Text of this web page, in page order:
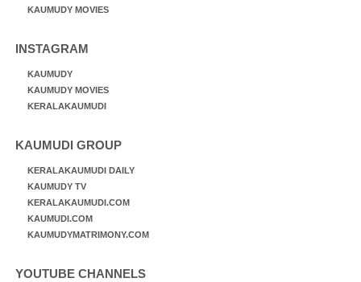
KAUMUDY MOVIES
INSTAGRAM
KAUMUDY
KAUMUDY MOVIES
KERALAKAUMUDI
KAUMUDI GROUP
KERALAKAUMUDI DAILY
KAUMUDY TV
KERALAKAUMUDI.COM
KAUMUDI.COM
KAUMUDYMATRIMONY.COM
YOUTUBE CHANNELS